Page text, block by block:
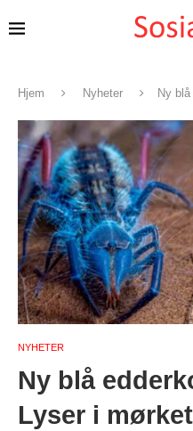
Hjem Nyheter Ny
NYHETER
Ny blå
Lyser i mørket